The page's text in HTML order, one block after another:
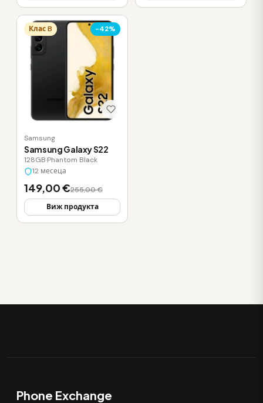
Клас B -42%
Samsung
Samsung Galaxy S22
128GB·Phantom Black
12 месеца
149,00 €255,00 €
Виж продукта
Phone Exchange